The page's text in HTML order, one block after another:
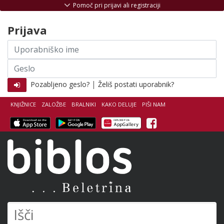
KNJIŽNICE ZALOŽBE BRALNIKI KAKO DELUJE PIŠI NAM
Facebook
Pomoč pri prijavi ali registraciji
Prijava
Uporabniško
ime
Geslo
Pozabljeno geslo? | Želiš postati uporabnik?